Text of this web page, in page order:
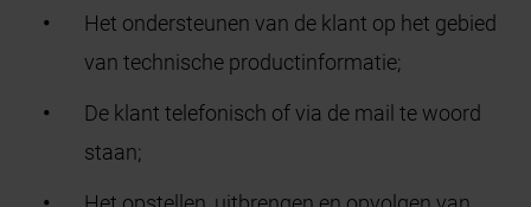
Het ondersteunen van de klant op het gebied
van technische productinformatie;
De klant telefonisch of via de mail te woord
staan;